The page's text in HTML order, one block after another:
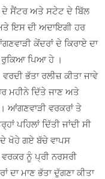
ਸੈਂਟਰ ਅਤੇ ਸਟੇਟ ਦੇ ਬਿੱਲ
ਇਸ ਦੀ ਅਦਾਇਗੀ ਹਰ
ਕੇਂਦਰਾਂ ਦੇ ਕਿਰਾਏ ਦਾ
ਰੁਕਿਆ ਪਿਆ ਹੇ ।
ਭੱਤਾ ਰਲੀਜ਼ ਕੀਤਾ ਜਾਵੇ
ਮਹੀਨੇ ਦਿੱਤੇ ਜਾਣ ਅਤੇ
ਆਂਗਣਵਾੜੀ ਵਰਕਰਾਂ ਤੇ
ਪਹਿਲਾਂ ਦਿੱਤੀ ਜਾਂਦੀ ਸੀ
ਖੋਹੇ ਗਏ ਬੱਚੇ ਵਾਪਸ
ਨੂੰ ਪ੍ਰੀ ਨਰਸਰੀ
ਦਾ ਮਾਣ ਭੱਤਾ ਦੁੱਗਣਾ ਕੀਤਾ